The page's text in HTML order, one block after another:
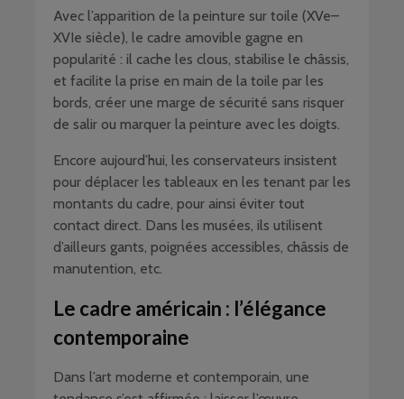
Avec l’apparition de la peinture sur toile (XVe–
XVIe siècle), le cadre amovible gagne en
popularité : il cache les clous, stabilise le châssis,
et facilite la prise en main de la toile par les
bords, créer une marge de sécurité sans risquer
de salir ou marquer la peinture avec les doigts.
Encore aujourd’hui, les conservateurs insistent
pour déplacer les tableaux en les tenant par les
montants du cadre, pour ainsi éviter tout
contact direct. Dans les musées, ils utilisent
d’ailleurs gants, poignées accessibles, châssis de
manutention, etc.
Le cadre américain : l’élégance
contemporaine
Dans l’art moderne et contemporain, une